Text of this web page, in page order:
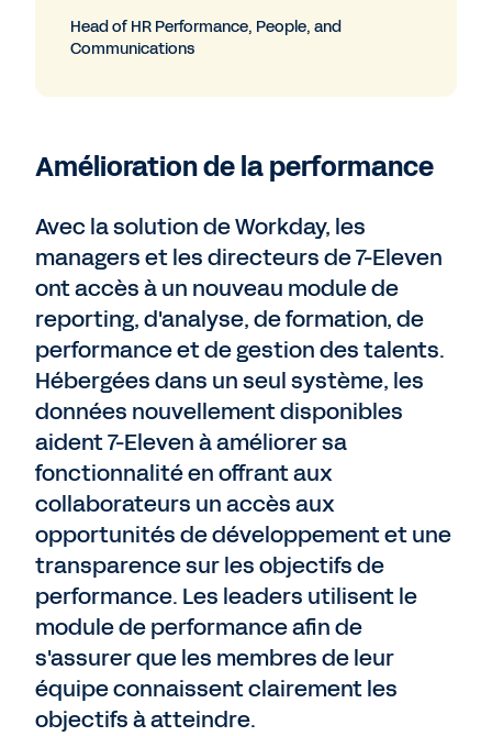
Head of HR Performance, People, and
Communications
Amélioration de la performance
Avec la solution de Workday, les
managers et les directeurs de 7-Eleven
ont accès à un nouveau module de
reporting, d'analyse, de formation, de
performance et de gestion des talents.
Hébergées dans un seul système, les
données nouvellement disponibles
aident 7-Eleven à améliorer sa
fonctionnalité en offrant aux
collaborateurs un accès aux
opportunités de développement et une
transparence sur les objectifs de
performance. Les leaders utilisent le
module de performance afin de
s'assurer que les membres de leur
équipe connaissent clairement les
objectifs à atteindre.